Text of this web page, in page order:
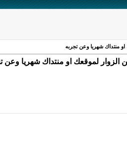
منتداك شهريا وعن تجربه
لموقعك او منتداك شهريا وعن